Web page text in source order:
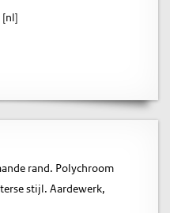
[nl]
rand. Polychroom
stijl. Aardewerk,